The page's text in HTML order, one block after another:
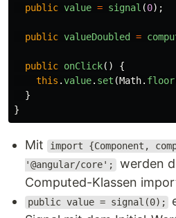
public value = signal (0);
public valueDoubled =
public onClick()
{
this .value. set (Math. floor
}
}
Mit
import {Component,
'@angular/core'; werden
Computed-Klassen
public value = signal(0);